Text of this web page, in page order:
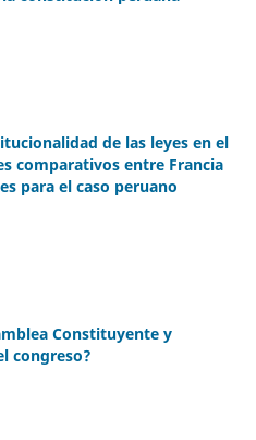
de las leyes en el
comparativos entre Francia
para el caso peruano
Constituyente y
congreso?